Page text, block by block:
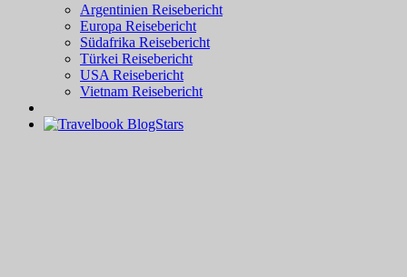
Argentinien Reisebericht
Europa Reisebericht
Südafrika Reisebericht
Türkei Reisebericht
USA Reisebericht
Vietnam Reisebericht